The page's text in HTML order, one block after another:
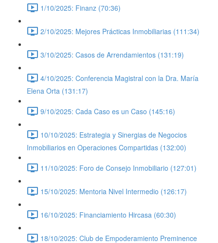
1/10/2025: Finanz (70:36)
2/10/2025: Mejores Prácticas Inmobiliarias (111:34)
3/10/2025: Casos de Arrendamientos (131:19)
4/10/2025: Conferencia Magistral con la Dra. María
Elena Orta (131:17)
9/10/2025: Cada Caso es un Caso (145:16)
10/10/2025: Estrategia y Sinergias de Negocios
Inmobiliarios en Operaciones Compartidas (132:00)
11/10/2025: Foro de Consejo Inmobiliario (127:01)
15/10/2025: Mentoria Nivel Intermedio (126:17)
16/10/2025: Financiamiento Hircasa (60:30)
18/10/2025: Club de Empoderamiento Preminence